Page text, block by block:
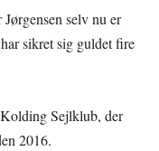
Jørgensen selv nu er
sikret sig guldet fire
Sejlklub, der
2016.